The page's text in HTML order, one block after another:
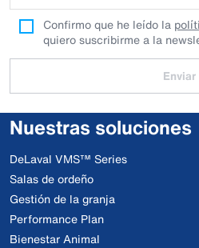
Confirmo que he leído la
quiero suscribirme a la
Enviar
Nuestras soluciones
DeLaval VMS™ Series
Salas de ordeño
Gestión de la granja
Performance Plan
Bienestar Animal